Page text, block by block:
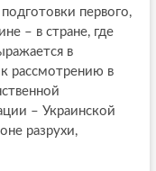
первого,
– в стране, где
в
рассмотрению в
– Украинской
разрухи,